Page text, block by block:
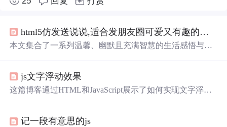
html5仿发送说说,适合发朋友圈可爱又有趣的说说 朋友圈必备秒赞文案
本文集合了一系列温馨、幽默且充满智慧的生活感悟与心
js文字浮动效果
这篇博客通过HTML和JavaScript展示了如何实现文字浮动
在页面上随机飘动的视觉效果。此外，文中还包含了对CS
记一段有意思的js